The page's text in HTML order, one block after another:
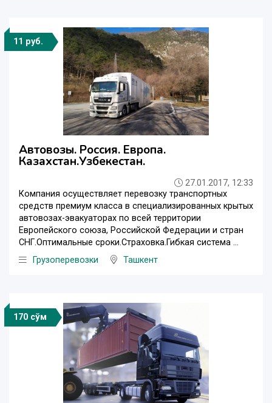
11 руб.
Автовозы. Россия. Европа.
Казахстан.Узбекестан.
27.01.2017, 12:33
Компания осуществляет перевозку транспортных
средств премиум класса в специализированных крытых
автовозах-эвакуаторах по всей территории
Европейского союза, Российской Федерации и стран
СНГ.Оптимальные сроки.Страховка.Гибкая система ...
Грузоперевозки
Ташкент
170 сўм